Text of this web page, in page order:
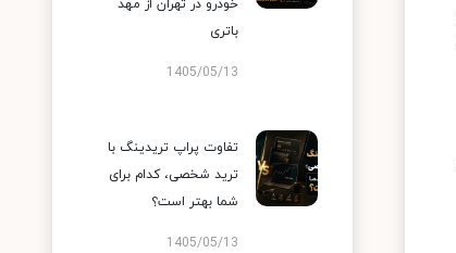
خودرو در تهران از مهد
باتری
1405/05/13
تفاوت پراپ تریدینگ با
ترید شخصی، کدام برای
شما بهتر است؟
1405/05/13